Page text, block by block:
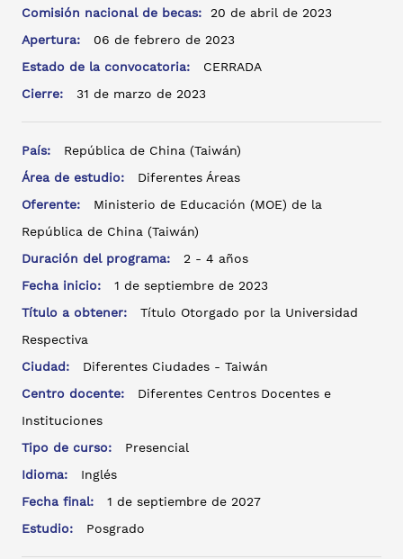
Comisión nacional de becas: 20 de abril de 2023
Apertura:
06 de febrero de 2023
Estado de la convocatoria:
CERRADA
Cierre:
31 de marzo de 2023
País:
República de China (Taiwán)
Área de estudio:
Diferentes Áreas
Oferente:
Ministerio de Educación (MOE) de la
República de China (Taiwán)
Duración del programa:
2 - 4 años
Fecha inicio:
1 de septiembre de 2023
Título a obtener:
Título Otorgado por la Universidad
Respectiva
Ciudad:
Diferentes Ciudades - Taiwán
Centro docente:
Diferentes Centros Docentes e
Instituciones
Tipo de curso:
Presencial
Idioma:
Inglés
Fecha final:
1 de septiembre de 2027
Estudio:
Posgrado